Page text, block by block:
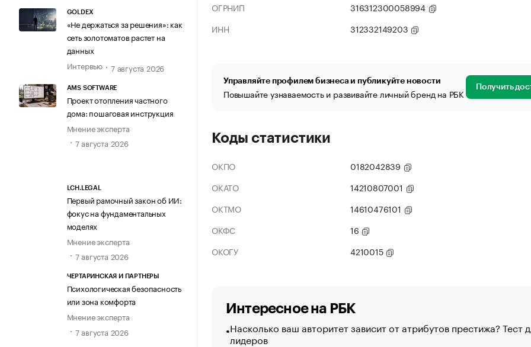
GOLDEX
«Не держаться за решения»: как
сеть золотоматов растет на
данных
Интервью
7 августа 2026
AMS SOFTWARE
Проект отопления частного
дома: пошаговая инструкция
Мнение эксперта
7 августа 2026
LCH.LEGAL
Первый рамочный закон об ИИ:
фокус на фундаментальных
моделях
Мнение эксперта
7 августа 2026
ЧЕРТАРИНСКАЯ И ПАРТНЕРЫ
Психологическая безопасность
или зона комфорта
Мнение эксперта
7 августа 2026
ОГРНИП
316312300058994
ИНН
312332149203
Управляйте профилем бизнеса и публикуйте новости
Повышайте узнаваемость и развивайте личный бренд на РБК Получить
Коды статистики
ОКПО
0182042839
ОКАТО
14210807001
ОКТМО
14610476101
ОКФС
16
ОКОГУ
4210015
Интересное на РБК
Насколько ваш авторитет зависит от атрибутов престижа? Тест
лидеров